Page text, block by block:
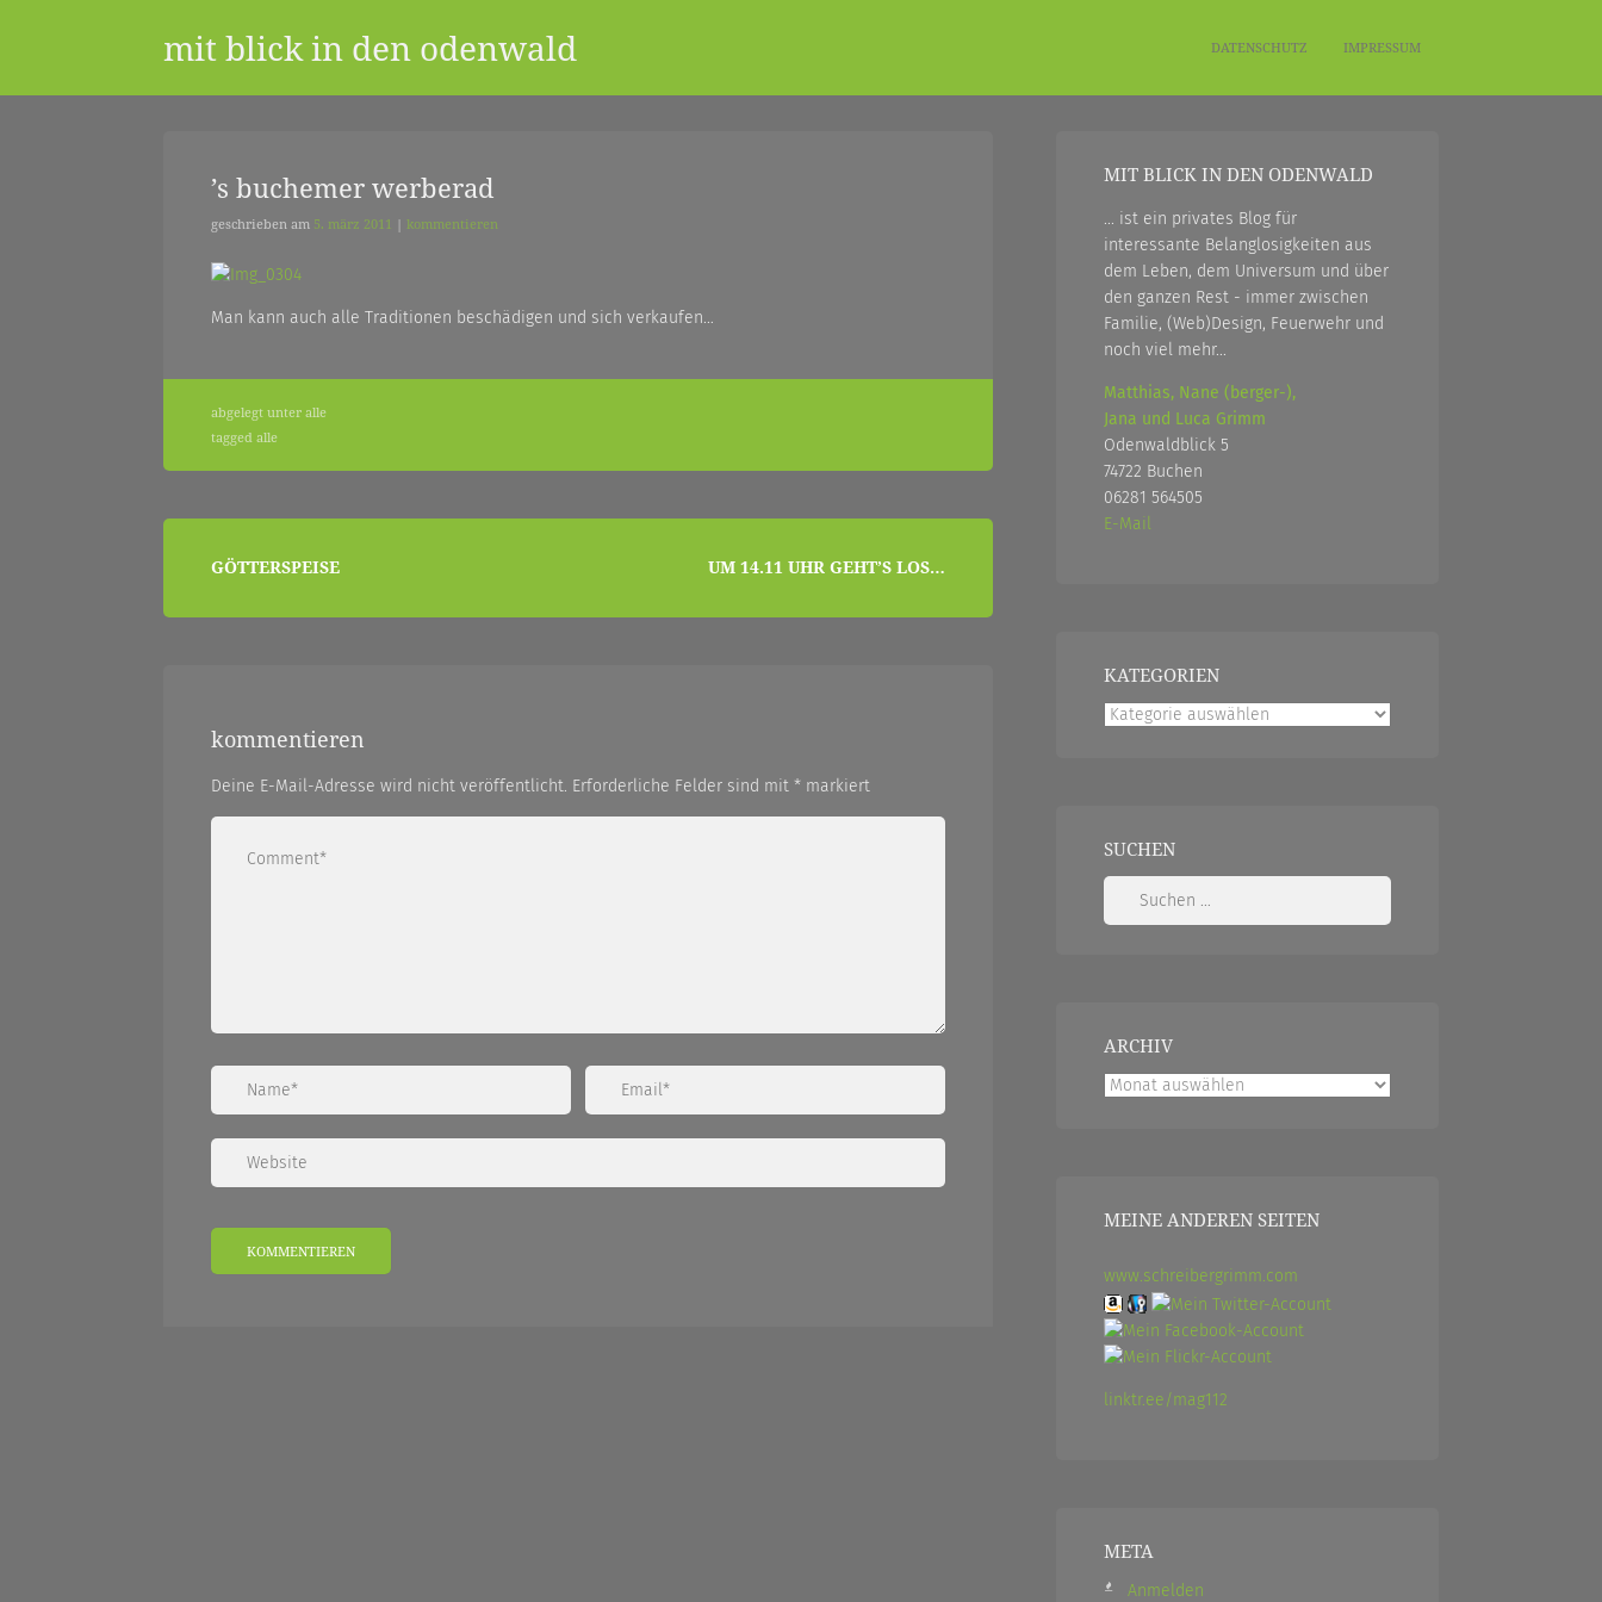
mit blick in den odenwald
blog
dem
odenwald
|
DATENSCHUTZ IMPRESSUM
’s buchemer werberad
geschrieben am 5. märz 2011 | kommentieren
Man kann auch alle Traditionen beschädigen und sich verkaufen…
abgelegt unter alle
tagged alle
beitragsnavigation
GÖTTERSPEISE UM 14.11 UHR GEHT’S LOS…
kommentieren
Deine E-Mail-Adresse wird nicht veröffentlicht. Erforderliche Felder sind mit * markiert
MIT BLICK IN DEN ODENWALD
... ist ein privates Blog für
interessante Belanglosigkeiten aus
dem Leben, dem Universum und über
den ganzen Rest - immer zwischen
Familie, (Web)Design, Feuerwehr und
noch viel mehr...
Matthias, Nane (berger-),
Jana und Luca Grimm
Odenwaldblick 5
74722 Buchen
06281 564505
E-Mail
KATEGORIEN
Kategorien
SUCHEN
Suchen
ARCHIV
Archiv
MEINE ANDEREN SEITEN
www.schreibergrimm.com
linktr.ee/mag112
META
Anmelden